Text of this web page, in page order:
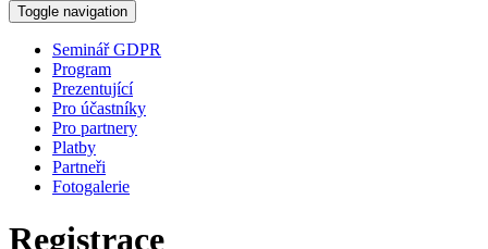
Toggle navigation
Seminář GDPR
Program
Prezentující
Pro účastníky
Pro partnery
Platby
Partneři
Fotogalerie
Registrace